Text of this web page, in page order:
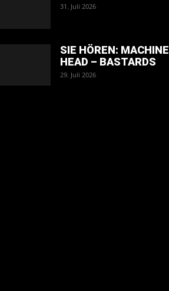
31. Juli 2026
SIE HÖREN: MACHINE
HEAD – BASTARDS
29. Juli 2026